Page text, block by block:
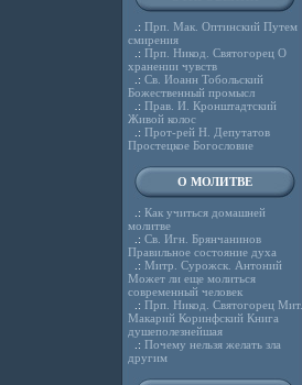
.: Прп. Мак. Оптинский Путем
смирения
.: Прп. Никод. Святогорец О
хранении чувств
.: Св. Иоанн Тобольский
Божественный промысл
.: Прав. И. Кронштадтский
Живой колос
.: Прот-рей Н. Депутатов
Простецкое Богословие
О МОЛИТВЕ
.: Как учиться домашней
молитве
.: Св. Игн. Брянчанинов
Правильное состояние духа
.: Митр. Сурожск. Антоний
Может ли еще молиться
современный человек
.: Прп. Никод. Святогорец Мит.
Макарий Коринфский Книга
душеполезнейшая
.: Почему нельзя желать зла
другим